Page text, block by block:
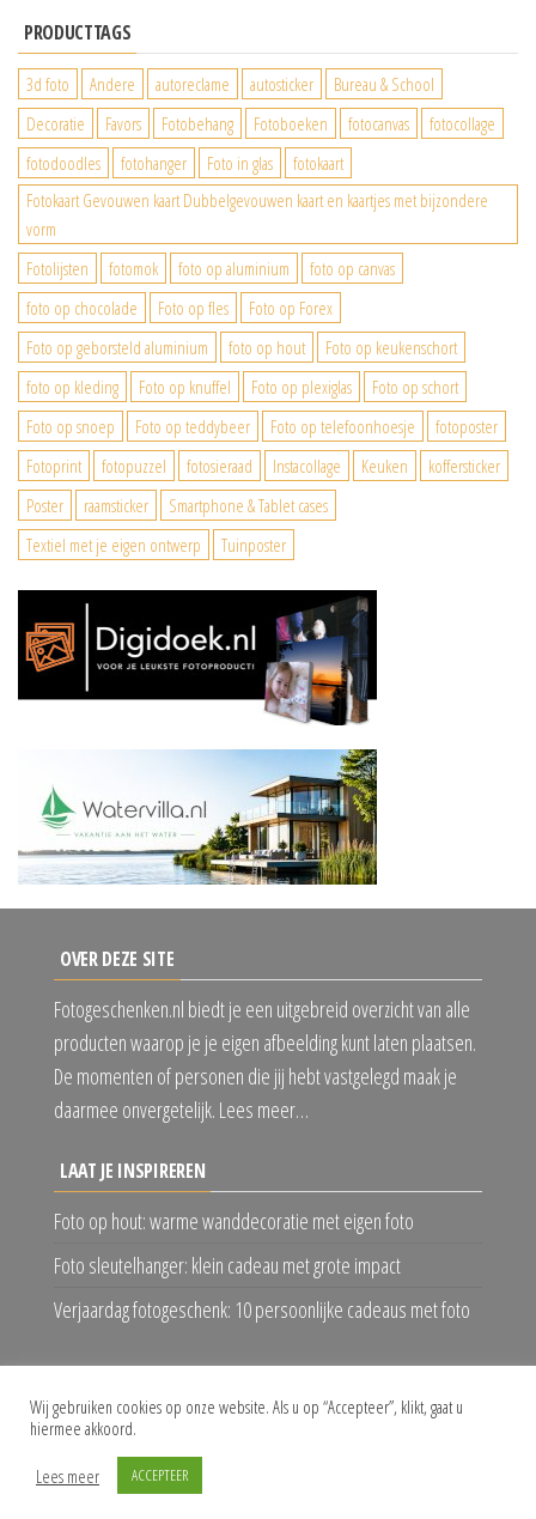
PRODUCTTAGS
3d foto Andere autoreclame autosticker
Bureau & School
Decoratie
Favors Fotobehang Fotoboeken fotocanvas
fotocollage
fotodoodles
fotohanger Foto in glas
fotokaart
Fotokaart Gevouwen kaart Dubbelgevouwen kaart en kaartjes met bijzondere
vorm
Fotolijsten
fotomok foto op aluminium
foto op canvas
foto op chocolade
Foto op fles
Foto op Forex
Foto op geborsteld aluminium
foto op hout
Foto op keukenschort
foto op kleding
Foto op knuffel Foto op plexiglas
Foto op schort
Foto op snoep
Foto op teddybeer Foto op telefoonhoesje
fotoposter
Fotoprint
fotopuzzel fotosieraad Instacollage Keuken
koffersticker
Poster
raamsticker
Smartphone & Tablet cases
Textiel met je eigen ontwerp
Tuinposter
OVER DEZE SITE
Fotogeschenken.nl biedt je een uitgebreid overzicht van alle
producten waarop je je eigen afbeelding kunt laten plaatsen.
De momenten of personen die jij hebt vastgelegd maak je
daarmee onvergetelijk. Lees meer…
LAAT JE INSPIREREN
Foto op hout: warme wanddecoratie met eigen foto
Foto sleutelhanger: klein cadeau met grote impact
Verjaardag fotogeschenk: 10 persoonlijke cadeaus met foto
Wij gebruiken cookies op onze website. Als u op “Accepteer”, klikt, gaat u
hiermee akkoord.
Lees meer
ACCEPTEER